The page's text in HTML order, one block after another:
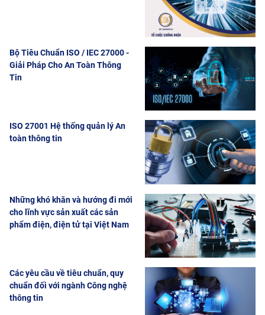
Bộ Tiêu Chuẩn ISO / IEC 27000 -
Giải Pháp Cho An Toàn Thông
Tin
ISO 27001 Hệ thống quản lý An
toàn thông tin
Những khó khăn và hướng đi mới
cho lĩnh vực sản xuất các sản
phẩm điện, điện tử tại Việt Nam
Các yêu cầu về tiêu chuẩn, quy
chuẩn đối với ngành Công nghệ
thông tin